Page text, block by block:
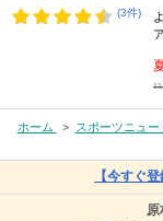
(3件)
ホーム > スポーツニュー
【今すぐ登
原